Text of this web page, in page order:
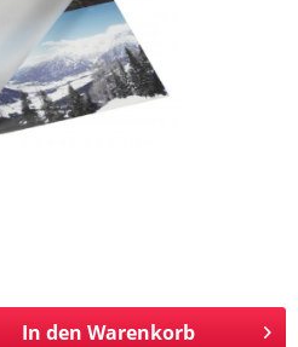
In den Warenkorb